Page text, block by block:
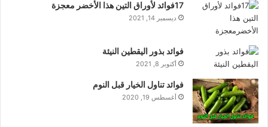
17فوائد لأوراق التين هذا الأخضر معجزة
ديسمبر 14, 2021
فوائد بذور اليقطين النيئة
أكتوبر 8, 2021
فوائد تناول الخيار قبل النوم
أغسطس 19, 2020